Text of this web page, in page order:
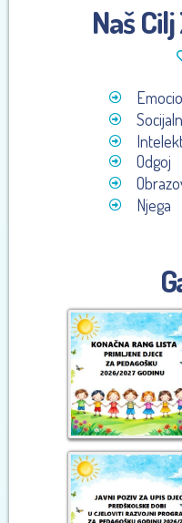
Naš
Odgoj
Njega